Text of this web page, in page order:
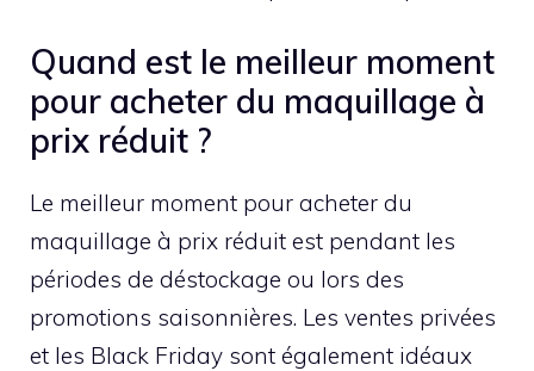
Quand est le meilleur moment
pour acheter du maquillage à
prix réduit ?
Le meilleur moment pour acheter du
maquillage à prix réduit est pendant les
périodes de déstockage ou lors des
promotions saisonnières. Les ventes privées
et les Black Friday sont également idéaux